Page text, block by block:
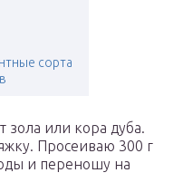
сорта
или кора дуба.
Просеиваю 300 г
и переношу на